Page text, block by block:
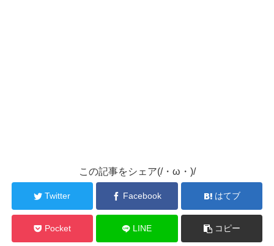
この記事をシェア(/・ω・)/
Twitter Facebook はてブ
Pocket LINE コピー